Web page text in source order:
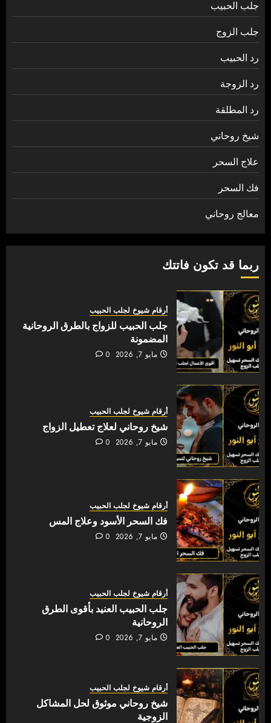
جلب الحبيب
جلب الزوج
رد الحبيب
رد الزوجة
رد المطلقة
شيخ روحاني
علاج السحر
فك السحر
معالج روحاني
ربما قد تكون فاتتك
أرقام شيوخ لجلب الحبيب
جلب الحبيب للزواج بالطرق الروحانية
المضمونة
مايو 7, 2026 0
أرقام شيوخ لجلب الحبيب
شيخ روحاني لعلاج تعطيل الزواج
مايو 7, 2026 0
أرقام شيوخ لجلب الحبيب
فك السحر الأسود وعلاج المس
مايو 7, 2026 0
أرقام شيوخ لجلب الحبيب
جلب الحبيب العنيد بأقوى الطرق
الروحانية
مايو 7, 2026 0
أرقام شيوخ لجلب الحبيب
شيخ روحاني موثوق لحل المشاكل
الزوجية